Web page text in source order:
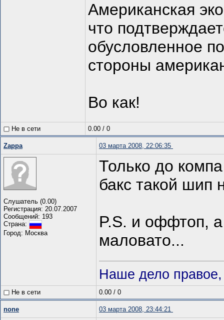
Американская
что
обусловленное
стороны
Во как!
Не в сети 0.00 / 0
Zappa 03 марта 2008, 22:06:35
Слушатель (0.00)
Регистрация: 20.07.2007
Сообщений: 193
Страна:
Город: Москва
Только до
бакс такой шип
P.S. и оффтоп, а
маловато...
Наше дело правое,
Не в сети 0.00 / 0
none 03 марта 2008, 23:44:21